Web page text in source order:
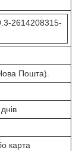
2614208315-
Пошта).
карта